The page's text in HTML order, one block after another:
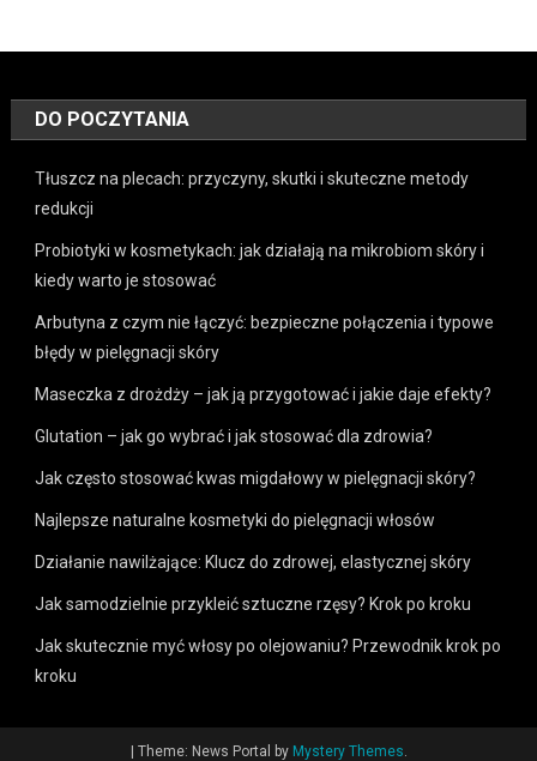
DO POCZYTANIA
Tłuszcz na plecach: przyczyny, skutki i skuteczne metody
redukcji
Probiotyki w kosmetykach: jak działają na mikrobiom skóry i
kiedy warto je stosować
Arbutyna z czym nie łączyć: bezpieczne połączenia i typowe
błędy w pielęgnacji skóry
Maseczka z drożdży – jak ją przygotować i jakie daje efekty?
Glutation – jak go wybrać i jak stosować dla zdrowia?
Jak często stosować kwas migdałowy w pielęgnacji skóry?
Najlepsze naturalne kosmetyki do pielęgnacji włosów
Działanie nawilżające: Klucz do zdrowej, elastycznej skóry
Jak samodzielnie przykleić sztuczne rzęsy? Krok po kroku
Jak skutecznie myć włosy po olejowaniu? Przewodnik krok po
kroku
| Theme: News Portal by Mystery Themes